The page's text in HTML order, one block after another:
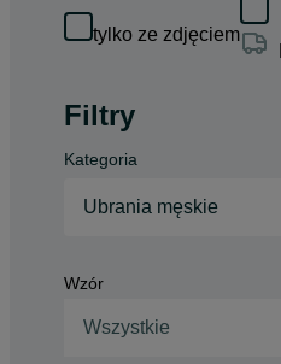
tylko ze zdjęciem
Filtry
Kategoria
Ubrania męskie
Wzór
Wszystkie